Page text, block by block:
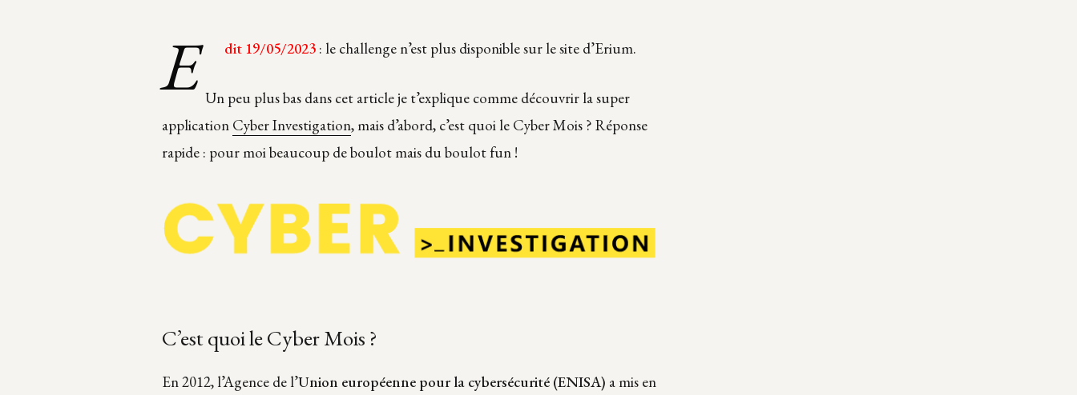
E dit 19/05/2023 : le challenge n’est plus disponible sur le site d’Erium.
Un peu plus bas dans cet article je t’explique comme découvrir la super
application Cyber Investigation, mais d’abord, c’est quoi le Cyber Mois ? Réponse
rapide : pour moi beaucoup de boulot mais du boulot fun !
C’est quoi le Cyber Mois ?
En 2012, l’Agence de l’Union européenne pour la cybersécurité (ENISA) a mis en